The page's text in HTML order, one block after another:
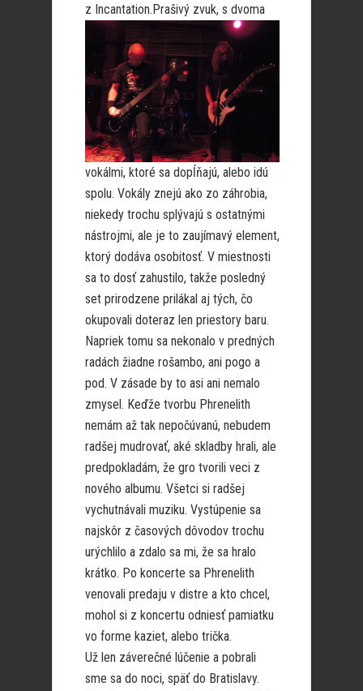
z Incantation.Prašivý zvuk, s dvoma
vokálmi, ktoré sa dopĺňajú, alebo idú
spolu. Vokály znejú ako zo záhrobia,
niekedy trochu splývajú s ostatnými
nástrojmi, ale je to zaujímavý element,
ktorý dodáva osobitosť. V miestnosti
sa to dosť zahustilo, takže posledný
set prirodzene prilákal aj tých, čo
okupovali doteraz len priestory baru.
Napriek tomu sa nekonalo v predných
radách žiadne rošambo, ani pogo a
pod. V zásade by to asi ani nemalo
zmysel. Keďže tvorbu Phrenelith
nemám až tak nepočúvanú, nebudem
radšej mudrovať, aké skladby hrali, ale
predpokladám, že gro tvorili veci z
nového albumu. Všetci si radšej
vychutnávali muziku. Vystúpenie sa
najskôr z časových dôvodov trochu
urýchlilo a zdalo sa mi, že sa hralo
krátko. Po koncerte sa Phrenelith
venovali predaju v distre a kto chcel,
mohol si z koncertu odniesť pamiatku
vo forme kaziet, alebo trička.
Už len záverečné lúčenie a pobrali
sme sa do noci, späť do Bratislavy.